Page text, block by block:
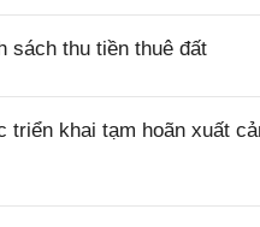
sách thu tiền thuê đất
triển khai tạm hoãn xuất